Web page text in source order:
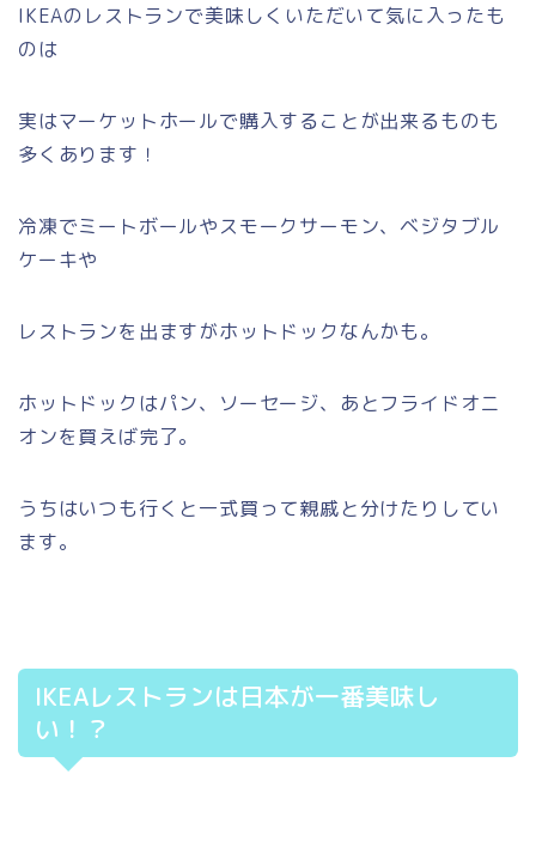
IKEAのレストランで美味しくいただいて気に入ったも
のは
実はマーケットホールで購入することが出来るものも
多くあります！
冷凍でミートボールやスモークサーモン、ベジタブル
ケーキや
レストランを出ますがホットドックなんかも。
ホットドックはパン、ソーセージ、あとフライドオニ
オンを買えば完了。
うちはいつも行くと一式買って親戚と分けたりしてい
ます。
IKEAレストランは日本が一番美味し
い！？